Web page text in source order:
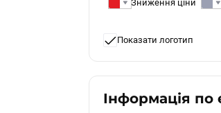
Зниження ціни
Показати логотип
Інформація по